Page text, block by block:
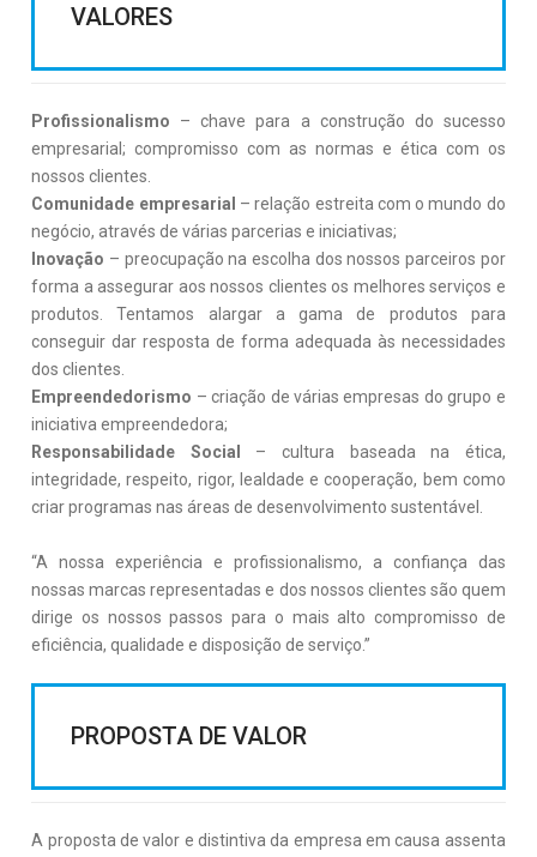
VALORES
Profissionalismo – chave para a construção do sucesso
empresarial; compromisso com as normas e ética com os
nossos clientes.
Comunidade empresarial – relação estreita com o mundo do
negócio, através de várias parcerias e iniciativas;
Inovação – preocupação na escolha dos nossos parceiros por
forma a assegurar aos nossos clientes os melhores serviços e
produtos. Tentamos alargar a gama de produtos para
conseguir dar resposta de forma adequada às necessidades
dos clientes.
Empreendedorismo – criação de várias empresas do grupo e
iniciativa empreendedora;
Responsabilidade Social
– cultura baseada na ética,
integridade, respeito, rigor, lealdade e cooperação, bem como
criar programas nas áreas de desenvolvimento sustentável.
“A nossa experiência e profissionalismo, a confiança das
nossas marcas representadas e dos nossos clientes são quem
dirige os nossos passos para o mais alto compromisso de
eficiência, qualidade e disposição de serviço.”
PROPOSTA DE VALOR
A proposta de valor e distintiva da empresa em causa assenta